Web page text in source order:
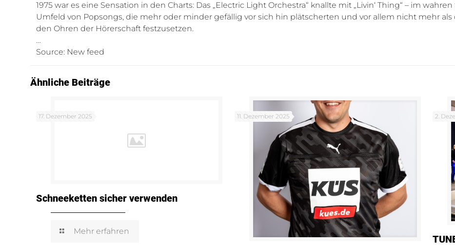
1975 war es eine Sensation in den Charts: Das „Electric Light Orchestra“ knallte mit „Livin‘ Thing“ – im
Umfeld von Popsongs, die mehr oder minder gefällig vor sich hin plätscherten und vor allem nicht mehr
den Ohren der Hörerschaft festzusetzen.
…
Source: New feed
Ähnliche Beiträge
17. Dezember 2025
Schneeketten sicher verwenden
Mehr erfahren
11. Dezember 2025 2.